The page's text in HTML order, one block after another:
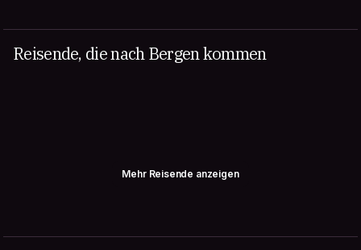
Reisende, die nach Bergen kommen
Mehr Reisende anzeigen